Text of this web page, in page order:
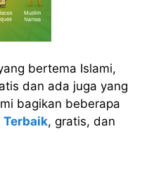
bertema Islami,
dan ada juga yang
bagikan beberapa
, gratis, dan